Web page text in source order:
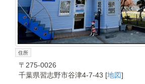
住所
〒275-0026
千葉県習志野市谷津4-7-43 [地図]